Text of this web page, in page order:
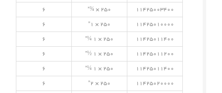
11425003400
250 × ¾”
6
11425010000
250 × 1”
6
11425011400
250 × 1 ¼”
6
11425011200
250 × 1 ½”
6
11425011400
250 × 1 ¼”
6
11425020000
250 × 2”
6